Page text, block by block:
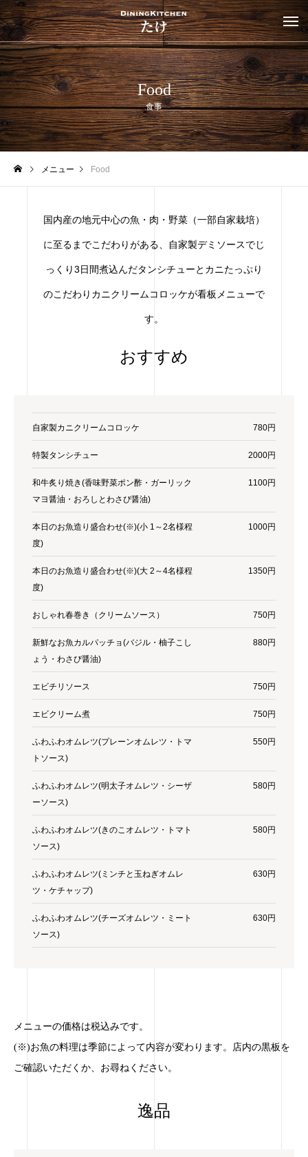
Food
食事
メニュー Food
国内産の地元中心の魚・肉・野菜（一部自家栽培）
に至るまでこだわりがある、自家製デミソースでじ
っくり3日間煮込んだタンシチューとカニたっぷり
のこだわりカニクリームコロッケが看板メニューで
す。
おすすめ
自家製カニクリームコロッケ 780円
特製タンシチュー 2000円
和牛炙り焼き(香味野菜ポン酢・ガーリック
マヨ醤油・おろしとわさび醤油)
1100円
本日のお魚造り盛合わせ(※)(小 1～2名様程
度)
1000円
本日のお魚造り盛合わせ(※)(大 2～4名様程
度)
1350円
おしゃれ春巻き（クリームソース） 750円
新鮮なお魚カルパッチョ(バジル・柚子こし
ょう・わさび醤油)
880円
エビチリソース 750円
エビクリーム煮 750円
ふわふわオムレツ(プレーンオムレツ・トマ
トソース)
550円
ふわふわオムレツ(明太子オムレツ・シーザ
ーソース)
580円
ふわふわオムレツ(きのこオムレツ・トマト
ソース)
580円
ふわふわオムレツ(ミンチと玉ねぎオムレ
ツ・ケチャップ)
630円
ふわふわオムレツ(チーズオムレツ・ミート
ソース)
630円
メニューの価格は税込みです。
(※)お魚の料理は季節によって内容が変わります。店内の黒板を
ご確認いただくか、お尋ねください。
逸品